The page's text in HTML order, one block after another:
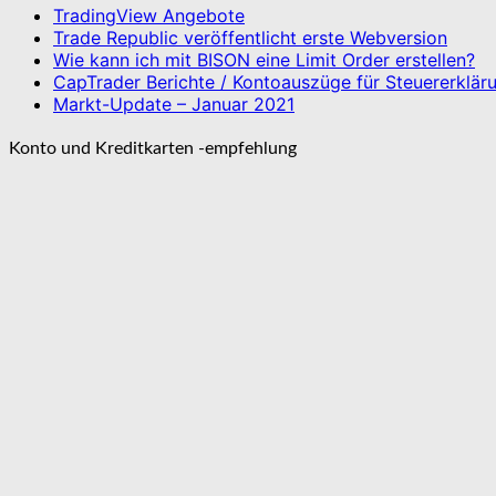
TradingView Angebote
Trade Republic veröffentlicht erste Webversion
Wie kann ich mit BISON eine Limit Order erstellen?
CapTrader Berichte / Kontoauszüge für
Markt-Update – Januar 2021
Konto und Kreditkarten -empfehlung